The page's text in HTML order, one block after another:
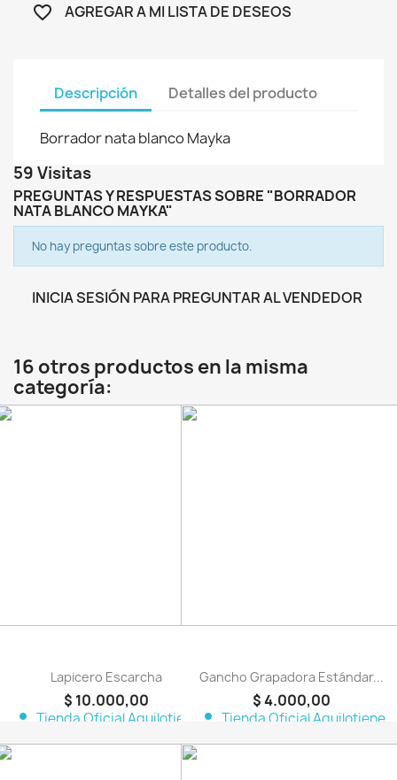
favorite_border AGREGAR A MI LISTA DE DESEOS
Descripción Detalles del producto
Borrador nata blanco Mayka
59 Visitas
PREGUNTAS Y RESPUESTAS SOBRE "BORRADOR
NATA BLANCO MAYKA"
No hay preguntas sobre este producto.
INICIA SESIÓN PARA PREGUNTAR AL VENDEDOR
16 otros productos en la misma
categoría:
Lapicero Escarcha
$ 10.000,00
person Tienda Oficial Aquilotiene
Gancho Grapadora Estándar...
$ 4.000,00
person Tienda Oficial Aquilotiene